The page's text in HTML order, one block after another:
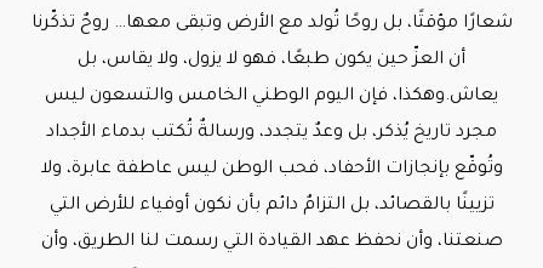
شعارًا مؤقتًا، بل روحًا تُولد مع الأرض وتبقى معها… روحٌ تذكّرنا
أن العزّ حين يكون طبعًا، فهو لا يزول، ولا يقاس، بل
يعاش.وهكذا، فإن اليوم الوطني الخامس والتسعون ليس
مجرد تاريخ يُذكر، بل وعدٌ يتجدد، ورسالةٌ تُكتب بدماء الأجداد
وتُوقّع بإنجازات الأحفاد، فحب الوطن ليس عاطفة عابرة، ولا
تزيينًا بالقصائد، بل التزامٌ دائم بأن نكون أوفياء للأرض التي
صنعتنا، وأن نحفظ عهد القيادة التي رسمت لنا الطريق، وأن